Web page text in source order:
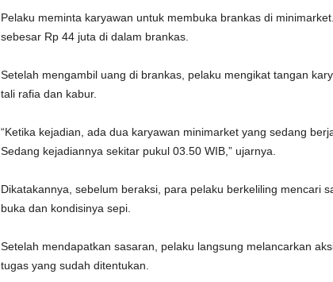
Pelaku meminta karyawan untuk membuka brankas di
sebesar Rp 44 juta di dalam brankas.
Setelah mengambil uang di brankas, pelaku mengikat tangan
tali rafia dan kabur.
“Ketika kejadian, ada dua karyawan minimarket yang sedang
Sedang kejadiannya sekitar pukul 03.50 WIB,” ujarnya.
Dikatakannya, sebelum beraksi, para pelaku berkeliling mencari
buka dan kondisinya sepi.
Setelah mendapatkan sasaran, pelaku langsung melancarkan
tugas yang sudah ditentukan.